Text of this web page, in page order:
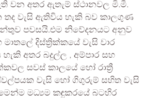
වන අතර ඇතැම් ස්ථානවල මි.මී.
තද වැසි ඇතිවිය හැකි බව කාලගුණ
පවසයි.එම නිවේදනයට අනුව
දිස්ත්‍රික්කයේ වැසි වාර
අතර බදුල්ල , අම්පාර සහ
සවස් කාලයේ හෝ රාත්‍රී
වැසි හෝ ගිගුරුම් සහිත වැසි
මධ්‍යම කඳුකරයේ බටහිර